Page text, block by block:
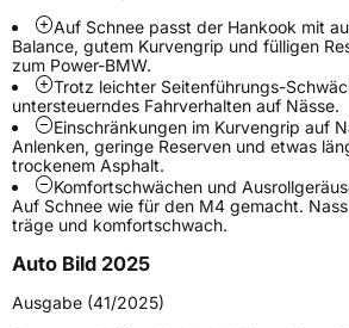
Weitere Eigenschaften
SchlauchtypTL
ZustandNeureifen
M+SJa
VerstärktXL
FelgenschutzMFS
Auf Schnee passt der Hankook mit
Balance, gutem Kurvengrip und fülligen
zum Power-BMW.
Trotz leichter Seitenführungs-
untersteuerndes Fahrverhalten auf Nässe.
Einschränkungen im Kurvengrip auf
Anlenken, geringe Reserven und etwas
trockenem Asphalt.
Komfortschwächen und
Auf Schnee wie für den M4 gemacht.
träge und komfortschwach.
Auto Bild 2025
Ausgabe (41/2025)